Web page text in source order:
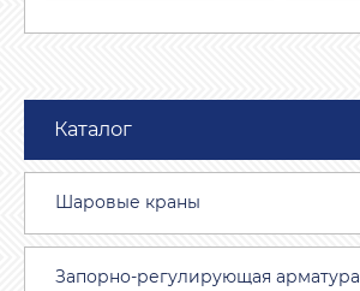
Каталог
Шаровые краны
Запорно-регулирующая арматура